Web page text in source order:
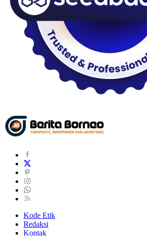
Kode Etik
Redaksi
Kontak